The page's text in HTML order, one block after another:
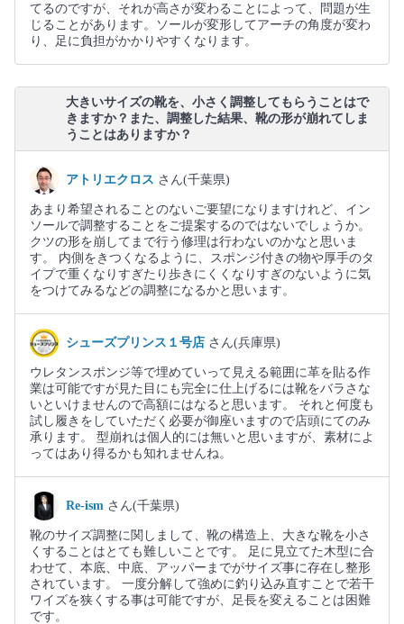
てるのですが、それが高さが変わることによって、問題が生
じることがあります。ソールが変形してアーチの角度が変わ
り、足に負担がかかりやすくなります。
大きいサイズの靴を、小さく調整してもらうことはで
きますか？また、調整した結果、靴の形が崩れてしま
うことはありますか？
アトリエクロス さん(千葉県)
あまり希望されることのないご要望になりますけれど、イン
ソールで調整することをご提案するのではないでしょうか。
クツの形を崩してまで行う修理は行わないのかなと思いま
す。 内側をきつくなるように、スポンジ付きの物や厚手のタ
イプで重くなりすぎたり歩きにくくなりすぎのないように気
をつけてみるなどの調整になるかと思います。
シューズプリンス１号店 さん(兵庫県)
ウレタンスポンジ等で埋めていって見える範囲に革を貼る作
業は可能ですが見た目にも完全に仕上げるには靴をバラさな
いといけませんので高額にはなると思います。 それと何度も
試し履きをしていただく必要が御座いますので店頭にてのみ
承ります。 型崩れは個人的には無いと思いますが、素材によ
ってはあり得るかも知れませんね。
Re-ism さん(千葉県)
靴のサイズ調整に関しまして、靴の構造上、大きな靴を小さ
くすることはとても難しいことです。 足に見立てた木型に合
わせて、本底、中底、アッパーまでがサイズ事に存在し整形
されています。 一度分解して強めに釣り込み直すことで若干
ワイズを狭くする事は可能ですが、足長を変えることは困難
です。